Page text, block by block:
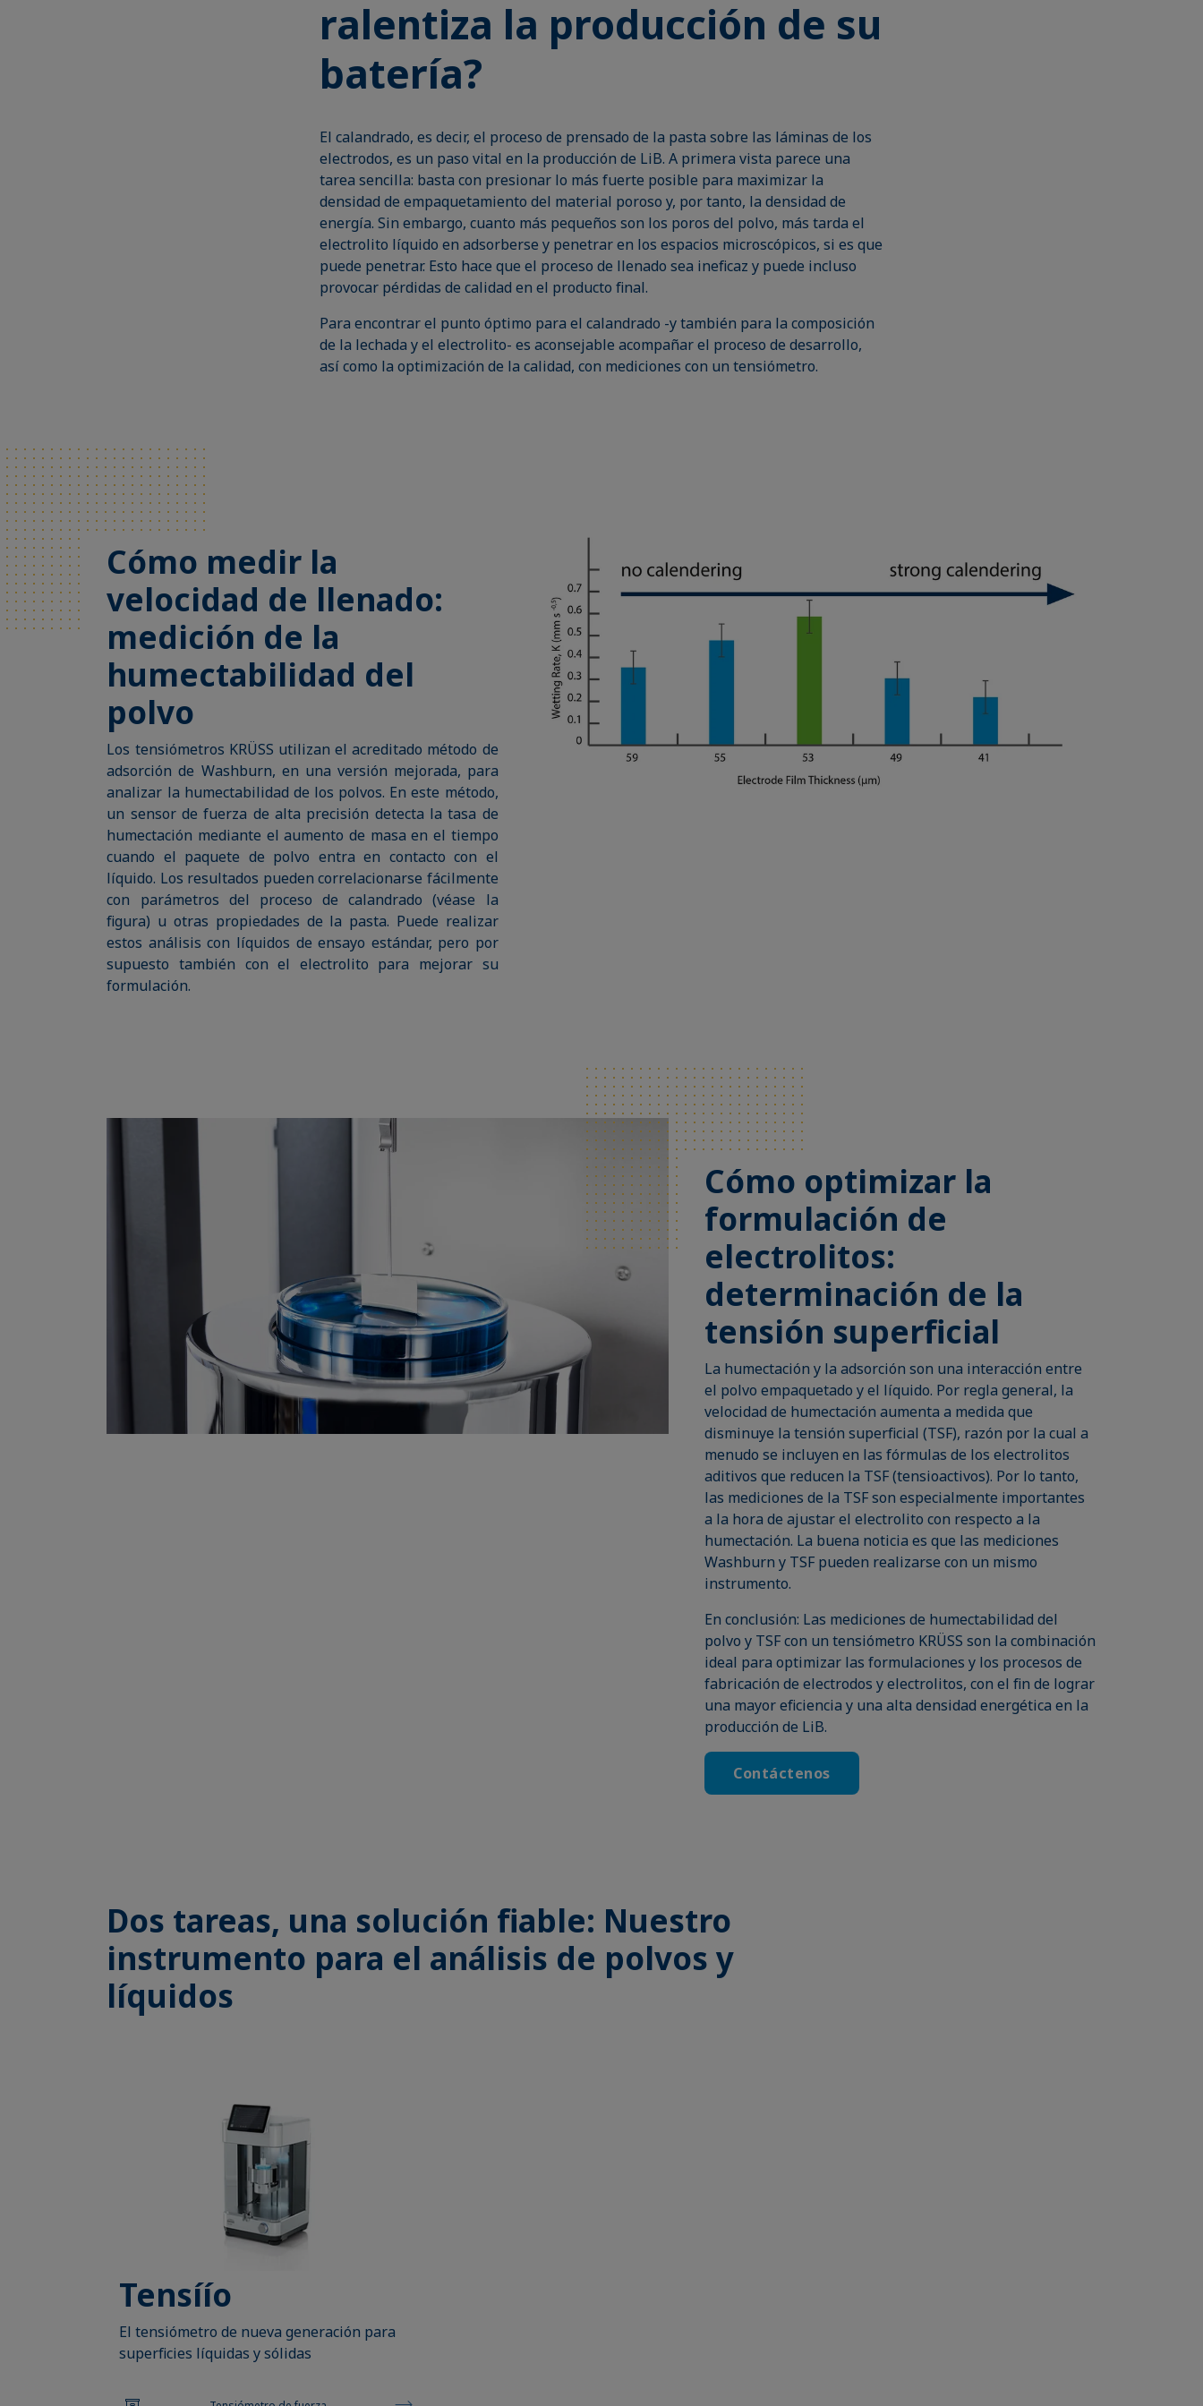
ralentiza la producción de su
batería?
El calandrado, es decir, el proceso de prensado de la pasta sobre las láminas de los
electrodos, es un paso vital en la producción de LiB. A primera vista parece una
tarea sencilla: basta con presionar lo más fuerte posible para maximizar la
densidad de empaquetamiento del material poroso y, por tanto, la densidad de
energía. Sin embargo, cuanto más pequeños son los poros del polvo, más tarda el
electrolito líquido en adsorberse y penetrar en los espacios microscópicos, si es que
puede penetrar. Esto hace que el proceso de llenado sea ineficaz y puede incluso
provocar pérdidas de calidad en el producto final.
Para encontrar el punto óptimo para el calandrado -y también para la composición
de la lechada y el electrolito- es aconsejable acompañar el proceso de desarrollo,
así como la optimización de la calidad, con mediciones con un tensiómetro.
Cómo medir la
velocidad de llenado:
medición de la
humectabilidad del
polvo
Los tensiómetros KRÜSS utilizan el acreditado método de
adsorción de Washburn, en una versión mejorada, para
analizar la humectabilidad de los polvos. En este método,
un sensor de fuerza de alta precisión detecta la tasa de
humectación mediante el aumento de masa en el tiempo
cuando el paquete de polvo entra en contacto con el
líquido. Los resultados pueden correlacionarse fácilmente
con parámetros del proceso de calandrado (véase la
figura) u otras propiedades de la pasta. Puede realizar
estos análisis con líquidos de ensayo estándar, pero por
supuesto también con el electrolito para mejorar su
formulación.
Cómo optimizar la
formulación de
electrolitos:
determinación de la
tensión superficial
La humectación y la adsorción son una interacción entre
el polvo empaquetado y el líquido. Por regla general, la
velocidad de humectación aumenta a medida que
disminuye la tensión superficial (TSF), razón por la cual a
menudo se incluyen en las fórmulas de los electrolitos
aditivos que reducen la TSF (tensioactivos). Por lo tanto,
las mediciones de la TSF son especialmente importantes
a la hora de ajustar el electrolito con respecto a la
humectación. La buena noticia es que las mediciones
Washburn y TSF pueden realizarse con un mismo
instrumento.
En conclusión: Las mediciones de humectabilidad del
polvo y TSF con un tensiómetro KRÜSS son la combinación
ideal para optimizar las formulaciones y los procesos de
fabricación de electrodos y electrolitos, con el fin de lograr
una mayor eficiencia y una alta densidad energética en la
producción de LiB.
Contáctenos
Dos tareas, una solución fiable: Nuestro
instrumento para el análisis de polvos y
líquidos
Tensíío
El tensiómetro de nueva generación para
superficies líquidas y sólidas